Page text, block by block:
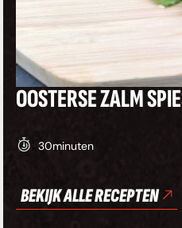
OOSTERSE ZALM
30minuten
BEKIJK ALLE RECEPTEN